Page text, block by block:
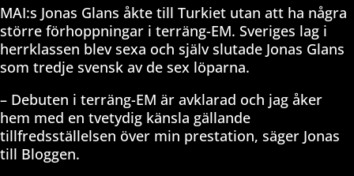
MAI:s Jonas Glans åkte till Turkiet utan att ha några
större förhoppningar i terräng-EM. Sveriges lag i
herrklassen blev sexa och själv slutade Jonas Glans
som tredje svensk av de sex löparna.
– Debuten i terräng-EM är avklarad och jag åker
hem med en tvetydig känsla gällande
tillfredsställelsen över min prestation, säger Jonas
till Bloggen.